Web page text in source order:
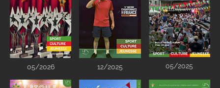
05/2026 12/2025 05/2025